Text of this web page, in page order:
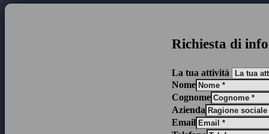
Richiesta di
La tua attività
Nome
Cognome
Azienda
Email